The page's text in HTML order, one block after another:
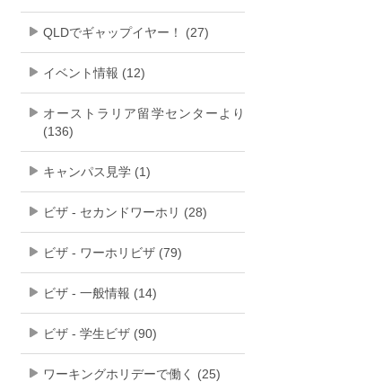
QLDでギャップイヤー！ (27)
イベント情報 (12)
オーストラリア留学センターより
(136)
キャンパス見学 (1)
ビザ - セカンドワーホリ (28)
ビザ - ワーホリビザ (79)
ビザ - 一般情報 (14)
ビザ - 学生ビザ (90)
ワーキングホリデーで働く (25)